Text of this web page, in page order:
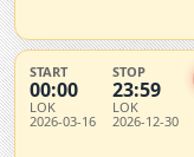
START
00:00
LOK
2026-03-16
STOP
23:59
LOK
2026-12-30